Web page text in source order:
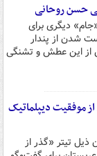
حسن روحانی
دیگری برای
شدن از پندار
از این عطش و تشنگی
موفقیت دیپلماتیک
ذیل تیتر «گذر از